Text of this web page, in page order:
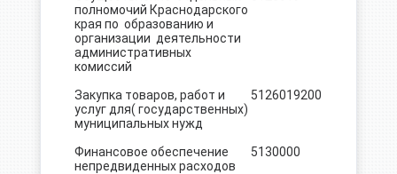
полномочий Краснодарского
края по образованию и
организации деятельности
административных
комиссий
Закупка товаров, работ и
услуг для( государственных)
муниципальных нужд
5126019200
Финансовое обеспечение
непредвиденных расходов
5130000